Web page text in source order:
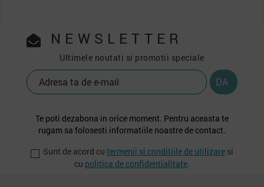
NEWSLETTER
Ultimele noutati si promotii speciale
Te poti dezabona in orice moment. Pentru aceasta te
rugam sa folosesti informatiile noastre de contact.
Sunt de acord cu termenii si conditiile de utilizare si
cu politica de confidentialitate